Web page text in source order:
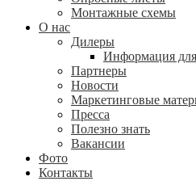
Монтажные схемы
О нас
Дилеры
Информация
Партнеры
Новости
Маркетинговые
Пресса
Полезно знать
Вакансии
Фото
Контакты